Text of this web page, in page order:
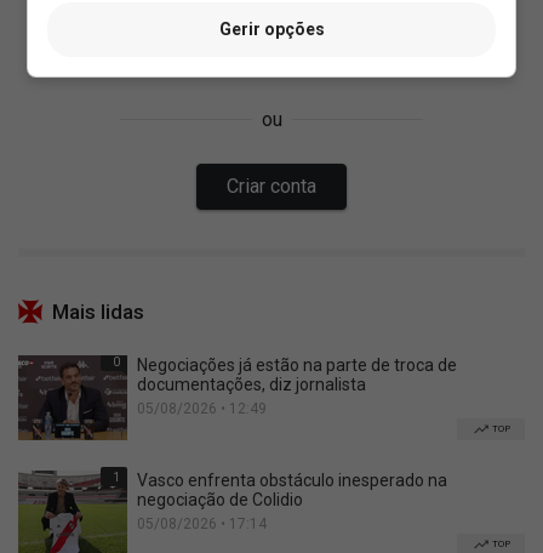
Mais lidas
0
Negociações já estão na parte de troca de
documentações, diz jornalista
05/08/2026 • 12:49
TOP
1
Vasco enfrenta obstáculo inesperado na
negociação de Colidio
05/08/2026 • 17:14
TOP
Gerir opções